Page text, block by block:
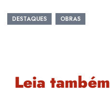
DESTAQUES OBRAS
Leia também